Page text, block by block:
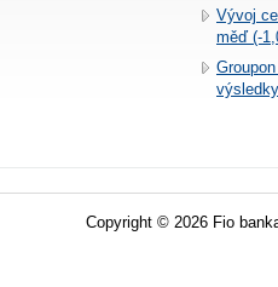
Vývoj
měď (-
Copyright © 2026 Fio